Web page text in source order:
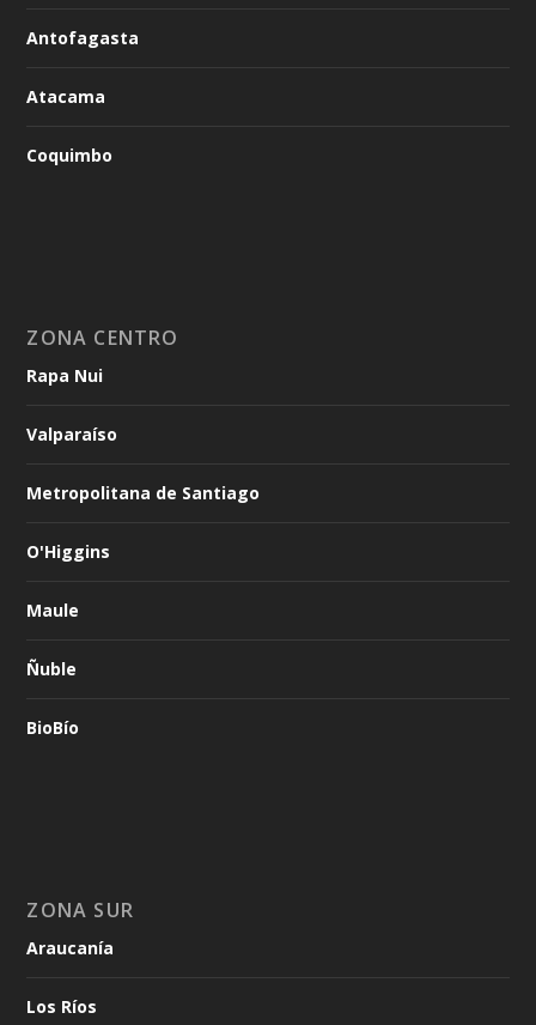
Antofagasta
Atacama
Coquimbo
ZONA CENTRO
Rapa Nui
Valparaíso
Metropolitana de Santiago
O'Higgins
Maule
Ñuble
BioBío
ZONA SUR
Araucanía
Los Ríos